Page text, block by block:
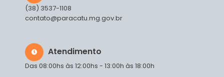
(38) 3537-1108
contato@paracatu.mg.gov.br
Atendimento
Das 08:00hs às 12:00hs - 13:00h às 18:00h